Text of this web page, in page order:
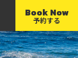
Book Now
予約する